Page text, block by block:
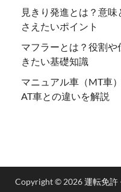
見きり発進とは？意
さえたいポイント
マフラーとは？役割
きたい基礎知識
マニュアル車（MT車
AT車との違いを解説
Copyright © 2026運転免許